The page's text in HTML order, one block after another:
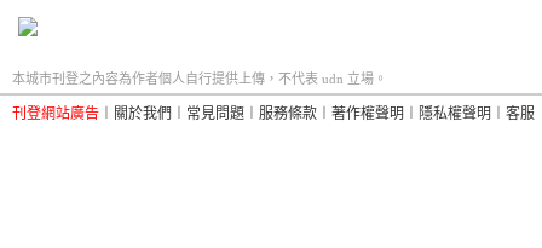
本城市刊登之內容為作者個人自行提供上傳，不代表 udn 立場。
刊登網站廣告 關於我們 常見問題 服務條款 著作權聲明 隱私權聲明 客服